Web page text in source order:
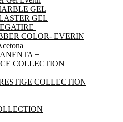
GEL
GEL
+
COLOR- EVERIN
+
COLLECTION
COLLECTION